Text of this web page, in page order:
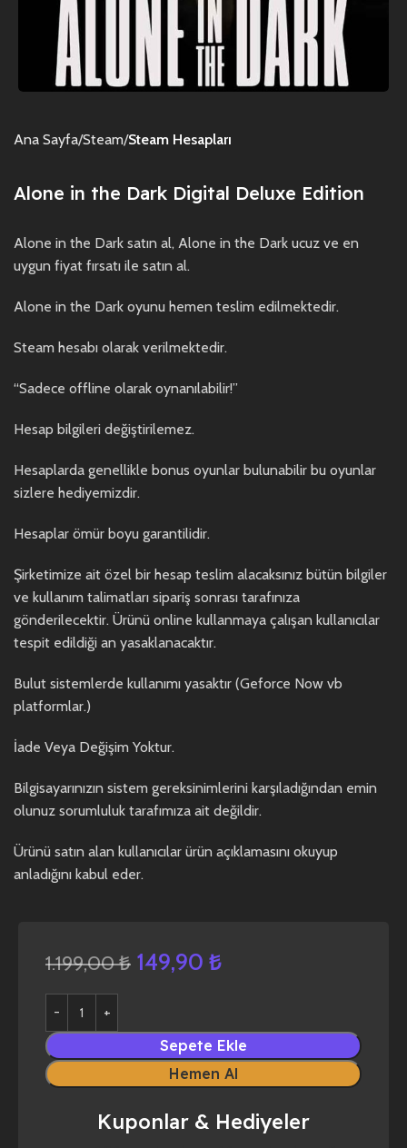
Ana Sayfa Steam Steam Hesapları
Alone in the Dark Digital Deluxe Edition
Alone in the Dark satın al, Alone in the Dark ucuz ve en
uygun fiyat fırsatı ile satın al.
Alone in the Dark oyunu hemen teslim edilmektedir.
Steam hesabı olarak verilmektedir.
“Sadece offline olarak oynanılabilir!”
Hesap bilgileri değiştirilemez.
Hesaplarda genellikle bonus oyunlar bulunabilir bu oyunlar
sizlere hediyemizdir.
Hesaplar ömür boyu garantilidir.
Şirketimize ait özel bir hesap teslim alacaksınız bütün bilgiler
ve kullanım talimatları sipariş sonrası tarafınıza
gönderilecektir. Ürünü online kullanmaya çalışan kullanıcılar
tespit edildiği an yasaklanacaktır.
Bulut sistemlerde kullanımı yasaktır (Geforce Now vb
platformlar.)
İade Veya Değişim Yoktur.
Bilgisayarınızın sistem gereksinimlerini karşıladığından emin
olunuz sorumluluk tarafımıza ait değildir.
Ürünü satın alan kullanıcılar ürün açıklamasını okuyup
anladığını kabul eder.
1.199,00₺ 149,90 ₺
Sepete Ekle
Hemen Al
Kuponlar & Hediyeler